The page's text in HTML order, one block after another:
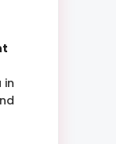
in